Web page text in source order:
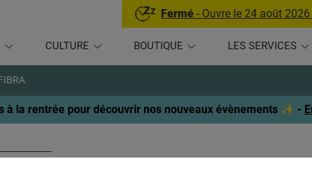
Fermé - Ouvre le 24 août
CULTURE BOUTIQUE LES SERVICES
à la rentrée pour découvrir nos nouveaux évènements ✨ -